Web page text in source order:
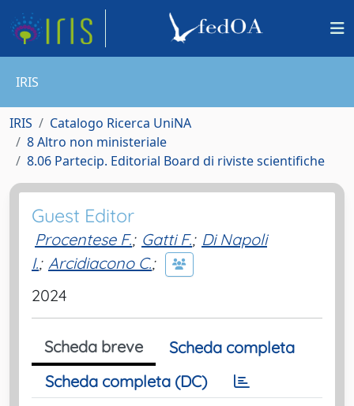
IRIS
IRIS
Catalogo Ricerca UniNA
8 Altro non ministeriale
8.06 Partecip. Editorial Board di riviste scientifiche
Guest Editor
Procentese F.; Gatti F.; Di Napoli
I.; Arcidiacono C.;
2024
Scheda breve
Scheda completa
Scheda completa (DC)